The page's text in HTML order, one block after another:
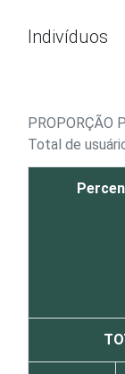
Indivíduos
PROPORÇÃO
Total de